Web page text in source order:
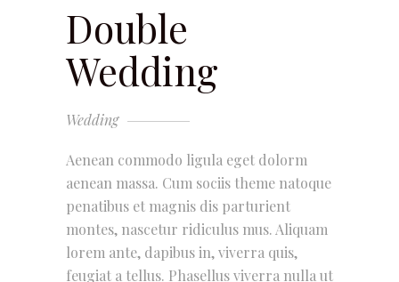
Double
Wedding
Wedding
Aenean commodo ligula eget dolorm
aenean massa. Cum sociis theme natoque
penatibus et magnis dis parturient
montes, nascetur ridiculus mus. Aliquam
lorem ante, dapibus in, viverra quis,
feugiat a tellus. Phasellus viverra nulla ut